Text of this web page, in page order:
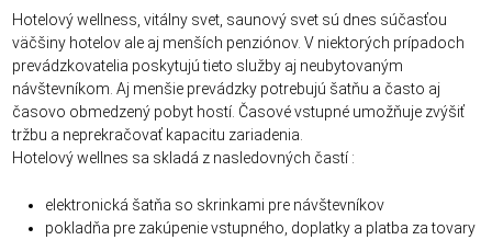
Hotelový wellness, vitálny svet, saunový svet sú dnes súčasťou
väčšiny hotelov ale aj menších penziónov. V niektorých prípadoch
prevádzkovatelia poskytujú tieto služby aj neubytovaným
návštevníkom. Aj menšie prevádzky potrebujú šatňu a často aj
časovo obmedzený pobyt hostí. Časové vstupné umožňuje zvýšiť
tržbu a neprekračovať kapacitu zariadenia.
Hotelový wellnes sa skladá z nasledovných častí :
elektronická šatňa so skrinkami pre návštevníkov
pokladňa pre zakúpenie vstupného, doplatky a platba za tovary